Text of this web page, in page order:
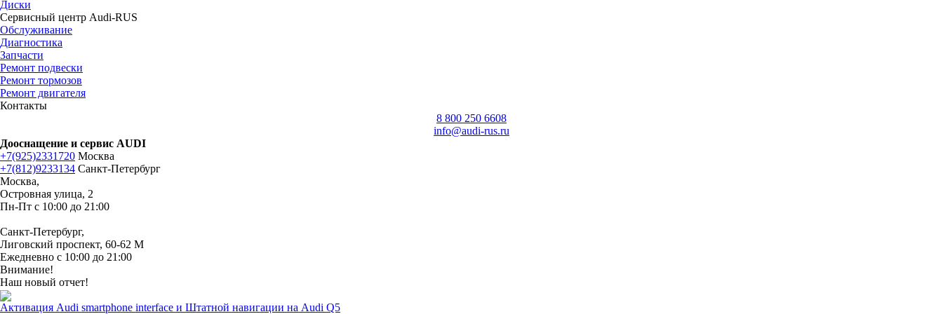
Диски
Сервисный центр Audi-RUS
Обслуживание
Диагностика
Запчасти
Ремонт подвески
Ремонт тормозов
Ремонт двигателя
Контакты
8 800 250 6608
info@audi-rus.ru
Дооснащение и сервис AUDI
+7(925)2331720 Москва
+7(812)9233134 Санкт-Петербург
Москва,
Островная улица, 2
Пн-Пт с 10:00 до 21:00
Санкт-Петербург,
Лиговский проспект, 60-62 М
Ежедневно с 10:00 до 21:00
Внимание!
Наш новый отчет!
Активация Audi smartphone interface и Штатной навигации на Audi Q5